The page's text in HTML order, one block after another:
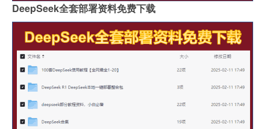
DeepSeek全套部署资料免费下载